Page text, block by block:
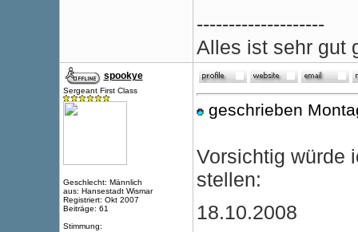
--------------------
Alles ist sehr gut
spookye
Sergeant First Class
Geschlecht: Männlich
aus: Hansestadt Wismar
Registriert: Okt 2007
Beiträge: 61
Stimmung:
geschrieben
Vorsichtig würde
stellen:
18.10.2008